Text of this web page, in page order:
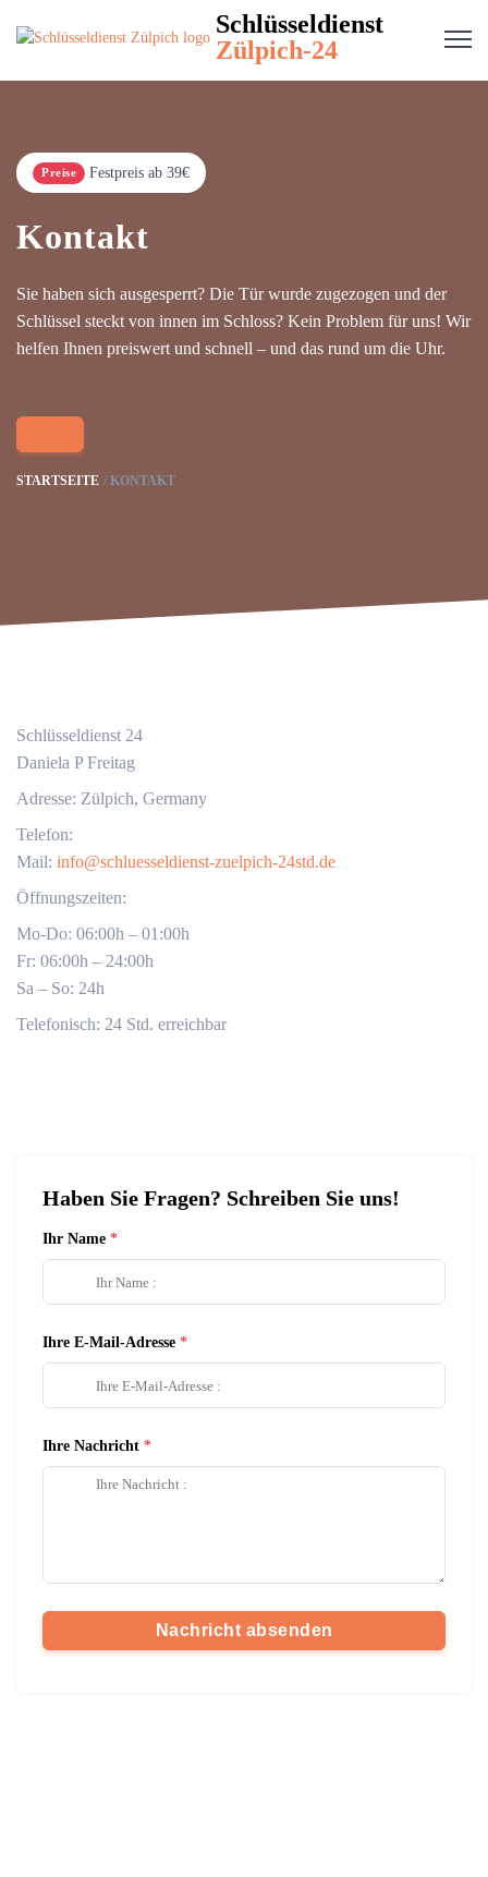
Schlüsseldienst
Zülpich-24
Preise Festpreis ab 39€
Kontakt
Sie haben sich ausgesperrt? Die Tür wurde zugezogen und der
Schlüssel steckt von innen im Schloss? Kein Problem für uns! Wir
helfen Ihnen preiswert und schnell – und das rund um die Uhr.
STARTSEITE KONTAKT
Schlüsseldienst 24
Daniela P Freitag
Adresse: Zülpich, Germany
Telefon:
Mail: info@schluesseldienst-zuelpich-24std.de
Öffnungszeiten:
Mo-Do: 06:00h – 01:00h
Fr: 06:00h – 24:00h
Sa – So: 24h
Telefonisch: 24 Std. erreichbar
Haben Sie Fragen? Schreiben Sie uns!
Ihr Name
Ihre E-Mail-Adresse
Ihre Nachricht
Nachricht absenden